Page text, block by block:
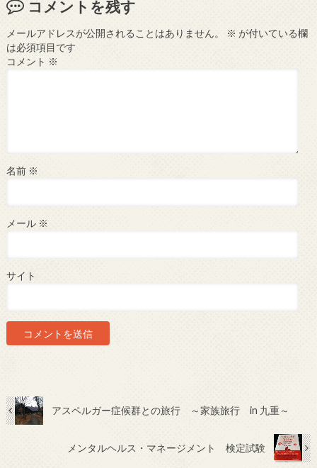
コメントを残す
メールアドレスが公開されることはありません。 ※ が付いている欄
は必須項目です
コメント ※
名前 ※
メール ※
サイト
アスペルガー症候群との旅行 ～家族旅行 in 九重～
メンタルヘルス・マネージメント 検定試験